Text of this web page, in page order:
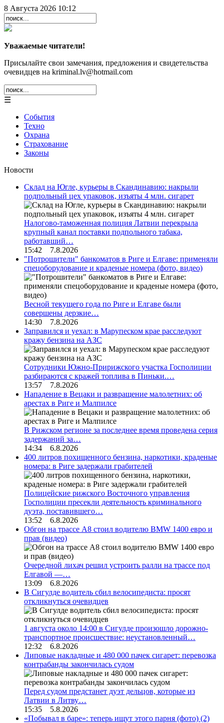
8 Августа 2026 10:12
Уважаемые читатели!
Присылайте свои замечания, предложения и свидетельства
очевидцев на kriminal.lv@hotmail.com
☰
События
Техно
Охрана
Страхование
Законы
Новости
Склад на Югле, курьеры в Скандинавию: накрыли
подпольный цех упаковок, изъяты 4 млн. сигарет
Налогово-таможенная полиция Латвии перекрыла
крупный канал поставки подпольного табака,
работавший…
15:42 7.8.2026
"Потрошители" банкоматов в Риге и Елгаве: применяли
спецоборудование и краденые номера (фото, видео)
Весной текущего года по Риге и Елгаве были
совершены дерзкие…
14:30 7.8.2026
Заправился и уехал: в Марупеском крае расследуют
кражу бензина на АЗС
Сотрудники Южно-Пририжского участка Госполиции
разбираются с кражей топлива в Пиньки.…
13:57 7.8.2026
Нападение в Вецаки и развращение малолетних: об
арестах в Риге и Малпилсе
В Рижском регионе за последнее время проведена серия
задержаний за…
14:34 6.8.2026
400 литров похищенного бензина, наркотики, краденые
номера: в Риге задержали грабителей
Полицейские рижского Восточного управления
Госполиции пресекли деятельность криминального
дуэта, поставившего…
13:52 6.8.2026
Обгон на трассе А8 стоил водителю BMW 1400 евро и
прав (видео)
Очередной лихач решил устроить ралли на трассе под
Елгавой —…
13:09 6.8.2026
В Сигулде водитель сбил велосипедиста: просят
откликнуться очевидцев
1 августа около 14:00 в Сигулде произошло дорожно-
транспортное происшествие: неустановленный…
12:32 6.8.2026
Липовые накладные и 480 000 пачек сигарет: перевозка
контрабанды закончилась судом
Перед судом предстанет дуэт дельцов, которые из
Латвии в Литву…
15:35 5.8.2026
«Побывал в баре»: теперь ищут этого парня (фото) (2)